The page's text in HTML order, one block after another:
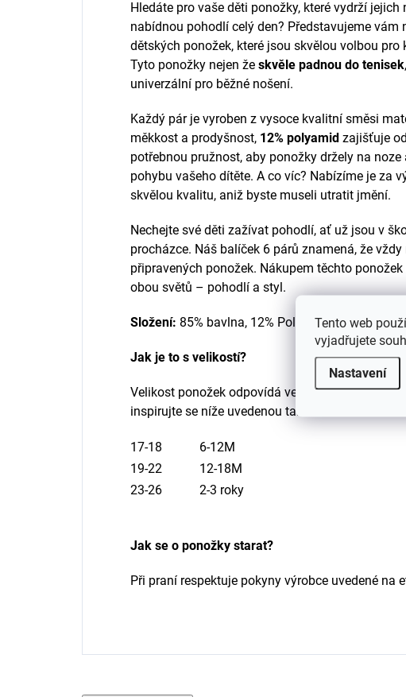
Tento web
vyjadřujete
Nastavení
Hledáte pro vaše děti ponožky, které vydrží jejich
nabídnou pohodlí celý den? Představujeme vám
dětských ponožek, které jsou skvělou volbou
Tyto ponožky nejen že skvěle padnou do tenisek
univerzální pro běžné nošení.
Každý pár je vyroben z vysoce kvalitní směsi
měkkost a prodyšnost, 12% polyamid zajišťuje
potřebnou pružnost, aby ponožky držely na
pohybu vašeho dítěte. A co víc? Nabízíme je za
skvělou kvalitu, aniž byste museli utratit jmění.
Nechejte své děti zažívat pohodlí, ať už jsou v
procházce. Náš balíček 6 párů znamená, že
připravených ponožek. Nákupem těchto
obou světů – pohodlí a styl.
Složení: 85% bavlna, 12% Polyamid, 3% Elastan
Jak je to s velikostí?
Velikost ponožek odpovídá velikosti dětských
inspirujte se níže uvedenou tabulkou.
17-18
6-12M
19-22
12-18M
23-26
2-3 roky
Jak se o ponožky starat?
Při praní respektuje pokyny výrobce uvedené na